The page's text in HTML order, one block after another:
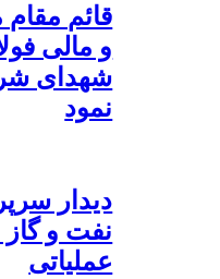
قائم
و مالی
شهدای
نمود
دیدار
نفت و گاز
عملیاتی